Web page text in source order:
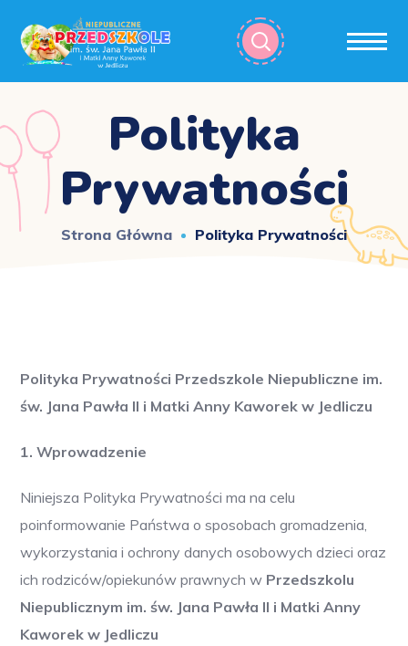
Polityka
Prywatności
Strona Główna Polityka Prywatności
Polityka Prywatności Przedszkole Niepubliczne im.
św. Jana Pawła II i Matki Anny Kaworek w Jedliczu
1. Wprowadzenie
Niniejsza Polityka Prywatności ma na celu
poinformowanie Państwa o sposobach gromadzenia,
wykorzystania i ochrony danych osobowych dzieci oraz
ich rodziców/opiekunów prawnych w Przedszkolu
Niepublicznym im. św. Jana Pawła II i Matki Anny
Kaworek w Jedliczu